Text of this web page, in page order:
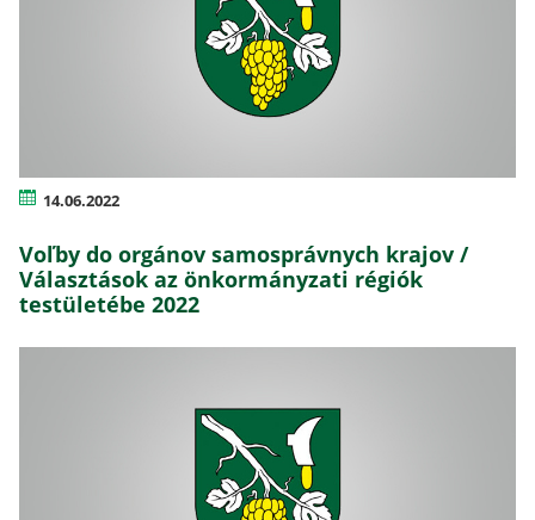
14.06.2022
Voľby do orgánov samosprávnych krajov /
Választások az önkormányzati régiók
testületébe 2022